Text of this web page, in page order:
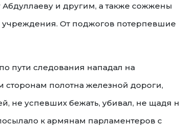
и другим, а также сожжены
От поджогов потерпевшие
пути следования нападал на
полотна железной дороги,
не успевших бежать, убивал, не щадя
к армянам парламентеров с